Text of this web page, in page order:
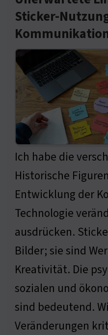
Sticker-
Ich habe die
Historische
Entwicklung der
Technologie
ausdrücken.
Bilder; sie sind
Kreativität. Die
sozialen und
sind bedeutend.
Veränderungen